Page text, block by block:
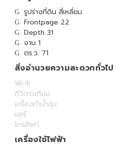
รูปร่างที่ดิน สี่เหลี่ยม
Frontpage 22
Depth 31
งาน 1
ตร.ว. 71
สิ่งอำนวยความสะดวกทั่วไป
Wi-fi
ทีวีดาวเทียม
เครื่องทำน้ำอุ่น
แอร์
โทรศัพท์
เครื่องใช้ไฟฟ้า